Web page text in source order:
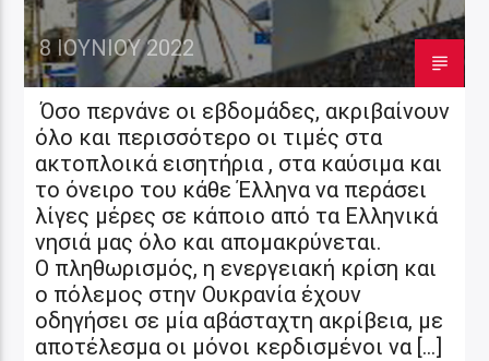
8 ΙΟΥΝΊΟΥ 2022
Όσο περνάνε οι εβδομάδες, ακριβαίνουν
όλο και περισσότερο οι τιμές στα
ακτοπλοικά εισητήρια , στα καύσιμα και
το όνειρο του κάθε Έλληνα να περάσει
λίγες μέρες σε κάποιο από τα Ελληνικά
νησιά μας όλο και απομακρύνεται.
Ο πληθωρισμός, η ενεργειακή κρίση και
ο πόλεμος στην Ουκρανία έχουν
οδηγήσει σε μία αβάσταχτη ακρίβεια, με
αποτέλεσμα οι μόνοι κερδισμένοι να […]